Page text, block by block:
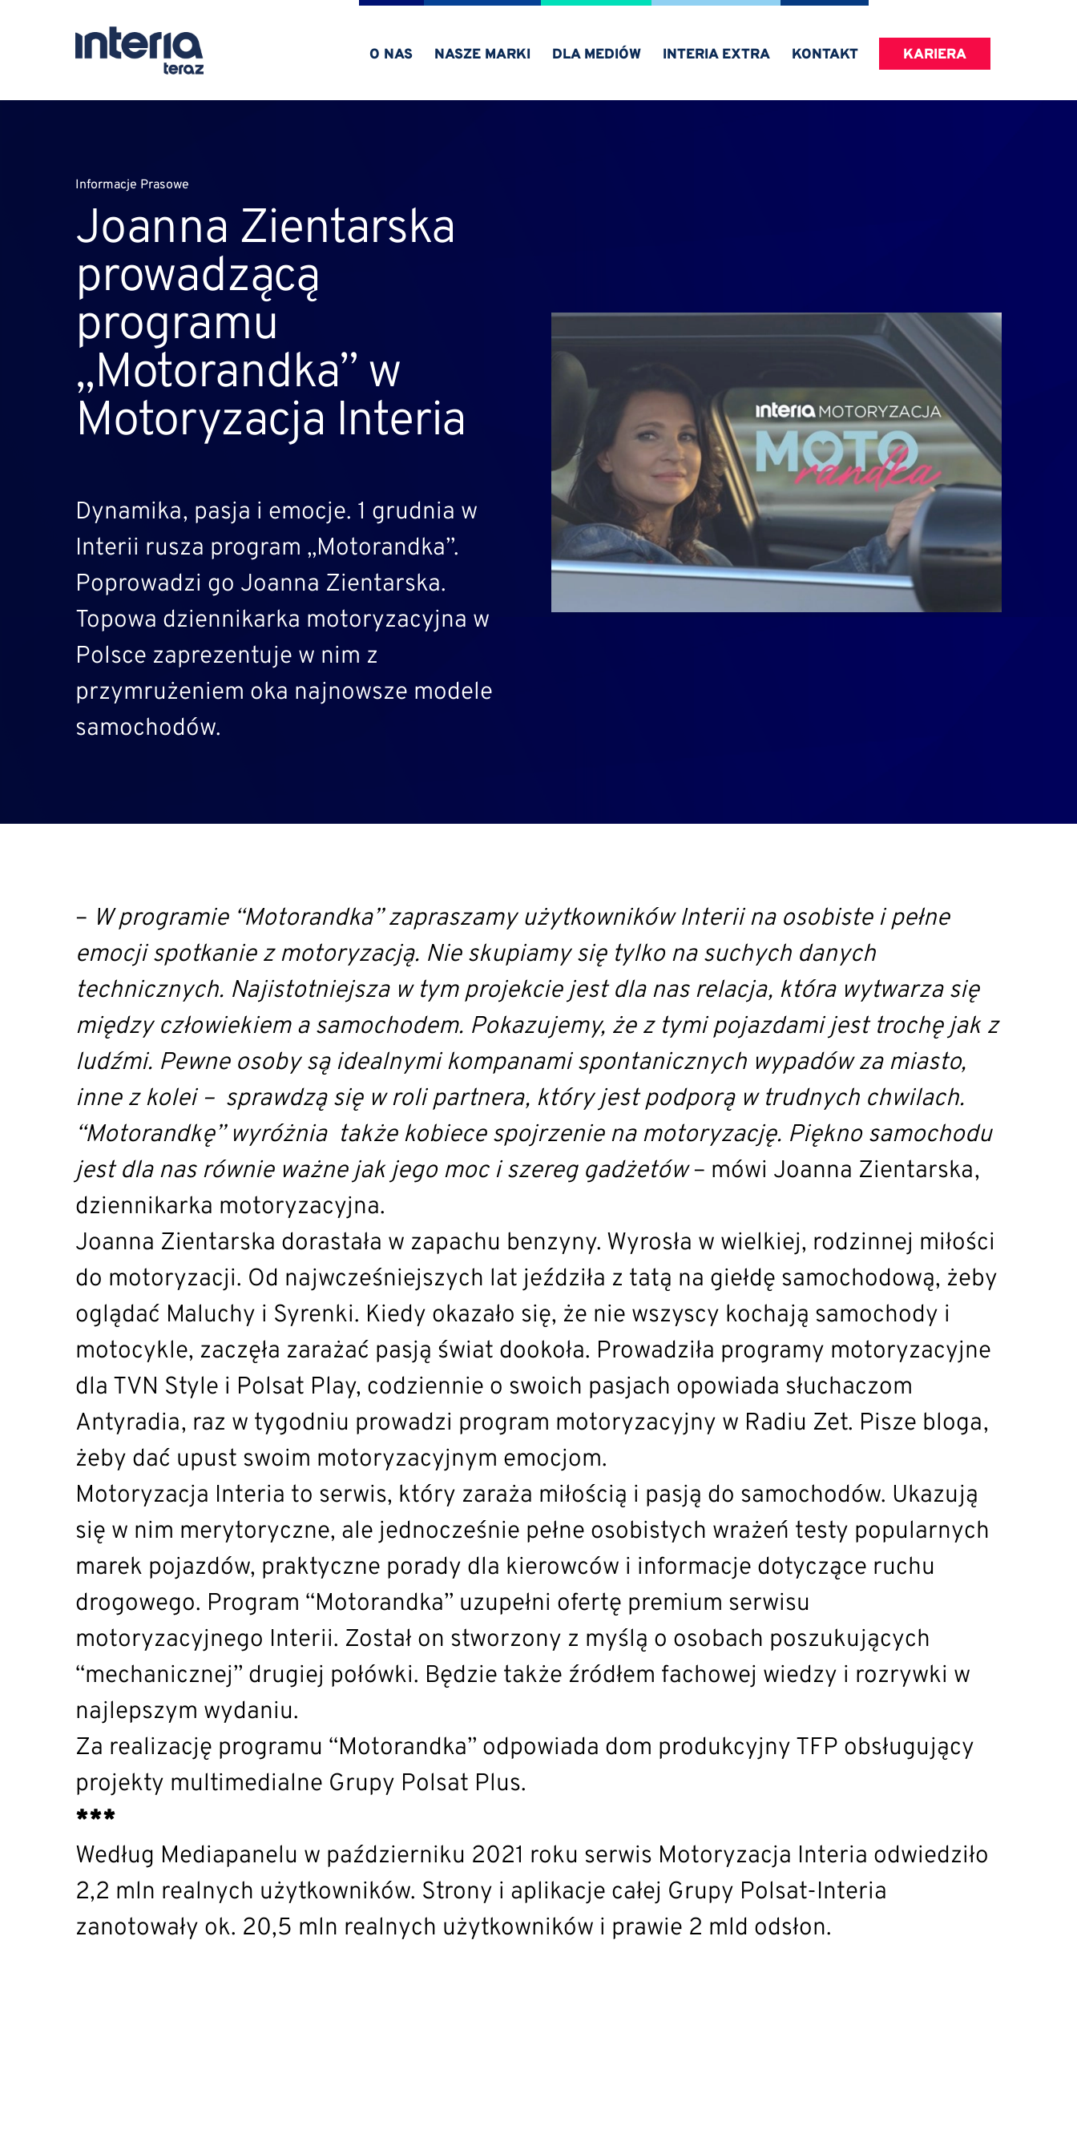
O NAS NASZE MARKI DLA MEDIÓW INTERIA EXTRA KONTAKT KARIERA
Informacje Prasowe
Joanna Zientarska
prowadzącą
programu
„Motorandka” w
Motoryzacja Interia
Dynamika, pasja i emocje. 1 grudnia w
Interii rusza program „Motorandka”.
Poprowadzi go Joanna Zientarska.
Topowa dziennikarka motoryzacyjna w
Polsce zaprezentuje w nim z
przymrużeniem oka najnowsze modele
samochodów.
– W programie “Motorandka” zapraszamy użytkowników Interii na osobiste i pełne
emocji spotkanie z motoryzacją. Nie skupiamy się tylko na suchych danych
technicznych. Najistotniejsza w tym projekcie jest dla nas relacja, która wytwarza się
między człowiekiem a samochodem. Pokazujemy, że z tymi pojazdami jest trochę jak z
ludźmi. Pewne osoby są idealnymi kompanami spontanicznych wypadów za miasto,
inne z kolei – sprawdzą się w roli partnera, który jest podporą w trudnych chwilach.
“Motorandkę” wyróżnia także kobiece spojrzenie na motoryzację. Piękno samochodu
jest dla nas równie ważne jak jego moc i szereg gadżetów– mówi Joanna Zientarska,
dziennikarka motoryzacyjna.
Joanna Zientarska dorastała w zapachu benzyny. Wyrosła w wielkiej, rodzinnej miłości
do motoryzacji. Od najwcześniejszych lat jeździła z tatą na giełdę samochodową, żeby
oglądać Maluchy i Syrenki. Kiedy okazało się, że nie wszyscy kochają samochody i
motocykle, zaczęła zarażać pasją świat dookoła. Prowadziła programy motoryzacyjne
dla TVN Style i Polsat Play, codziennie o swoich pasjach opowiada słuchaczom
Antyradia, raz w tygodniu prowadzi program motoryzacyjny w Radiu Zet. Pisze bloga,
żeby dać upust swoim motoryzacyjnym emocjom.
Motoryzacja Interia to serwis, który zaraża miłością i pasją do samochodów. Ukazują
się w nim merytoryczne, ale jednocześnie pełne osobistych wrażeń testy popularnych
marek pojazdów, praktyczne porady dla kierowców i informacje dotyczące ruchu
drogowego. Program “Motorandka” uzupełni ofertę premium serwisu
motoryzacyjnego Interii. Został on stworzony z myślą o osobach poszukujących
“mechanicznej” drugiej połówki. Będzie także źródłem fachowej wiedzy i rozrywki w
najlepszym wydaniu.
Za realizację programu “Motorandka” odpowiada dom produkcyjny TFP obsługujący
projekty multimedialne Grupy Polsat Plus.
***
Według Mediapanelu w październiku 2021 roku serwis Motoryzacja Interia odwiedziło
2,2 mln realnych użytkowników. Strony i aplikacje całej Grupy Polsat-Interia
zanotowały ok. 20,5 mln realnych użytkowników i prawie 2 mld odsłon.